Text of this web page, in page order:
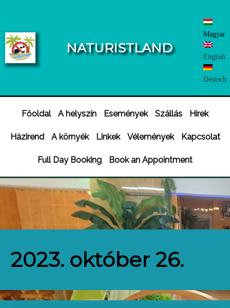
NATURISTLAND
Magyar
English
Deutsch
Főoldal A helyszín Események Szállás Hírek
Házirend A környék Linkek Vélemények Kapcsolat
Full Day Booking Book an Appointment
2023. október 26.